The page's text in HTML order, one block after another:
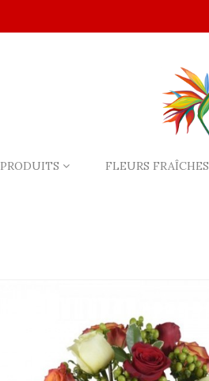
PRODUITS FLEURS FRAÎCHES